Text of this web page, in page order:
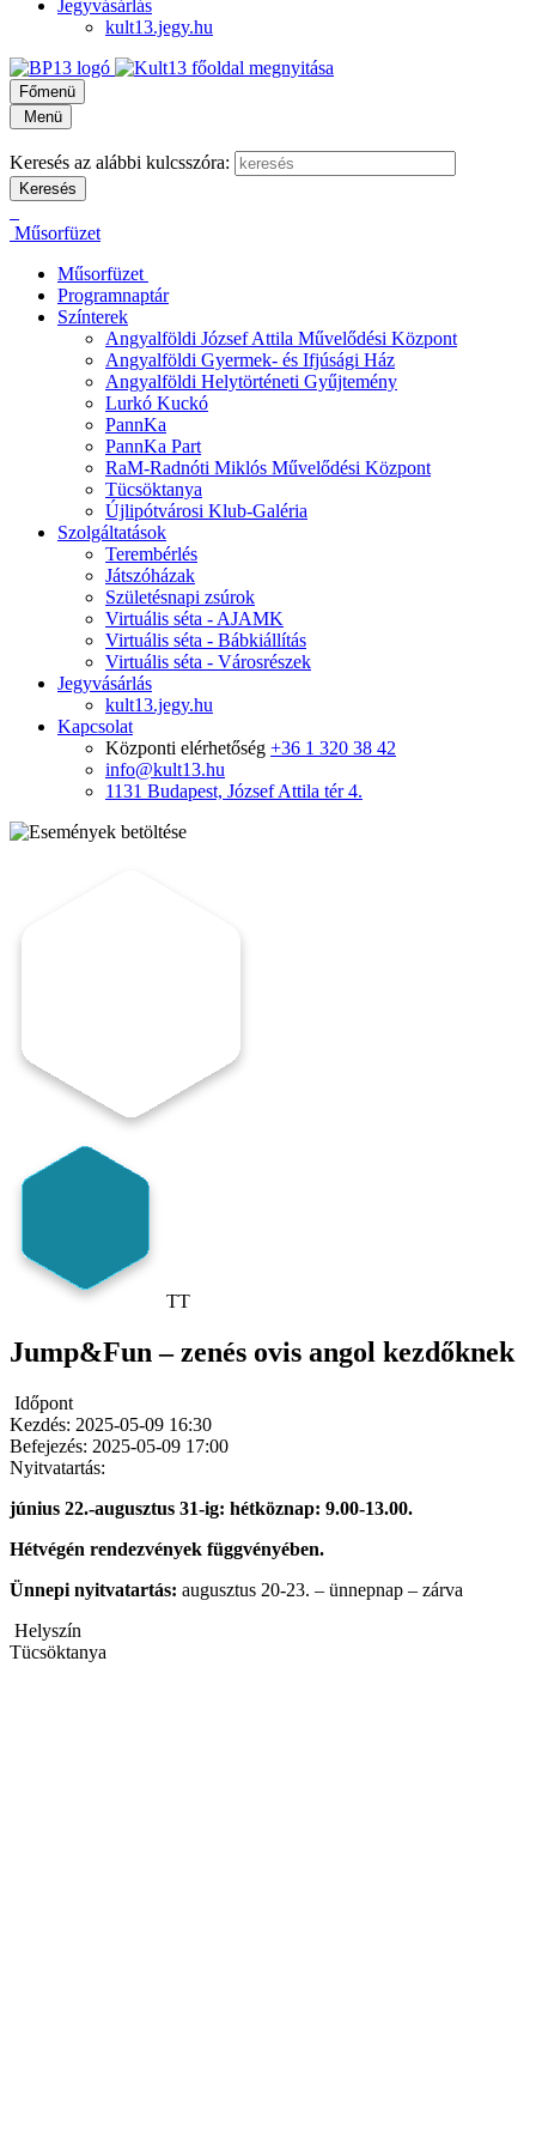
Jegyvásárlás
kult13.jegy.hu
Főmenü
Menü
Keresés az alábbi kulcsszóra:
Műsorfüzet
Műsorfüzet
Programnaptár
Színterek
Angyalföldi József Attila Művelődési Központ
Angyalföldi Gyermek- és Ifjúsági Ház
Angyalföldi Helytörténeti Gyűjtemény
Lurkó Kuckó
PannKa
PannKa Part
RaM-Radnóti Miklós Művelődési Központ
Tücsöktanya
Újlipótvárosi Klub-Galéria
Szolgáltatások
Terembérlés
Játszóházak
Születésnapi zsúrok
Virtuális séta - AJAMK
Virtuális séta - Bábkiállítás
Virtuális séta - Városrészek
Jegyvásárlás
kult13.jegy.hu
Kapcsolat
Központi elérhetőség +36 1 320 38 42
info@kult13.hu
1131 Budapest, József Attila tér 4.
TT
Jump&Fun – zenés ovis angol kezdőknek
Időpont
Kezdés: 2025-05-09 16:30
Befejezés: 2025-05-09 17:00
Nyitvatartás:
június 22.-augusztus 31-ig: hétköznap: 9.00-13.00.
Hétvégén rendezvények függvényében.
Ünnepi nyitvatartás: augusztus 20-23. – ünnepnap – zárva
Helyszín
Tücsöktanya